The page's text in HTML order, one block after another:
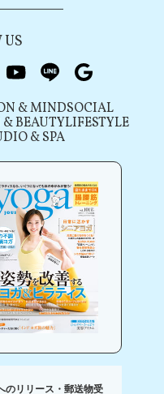
note youtubeline
& MINDSOCIAL
BEAUTYLIFESTYLE
& SPA
のリリース・郵送物受